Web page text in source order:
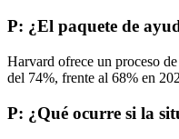
P: ¿El paquete de
Harvard ofrece un proceso
del 74%, frente al 68% en
P: ¿Qué ocurre si la